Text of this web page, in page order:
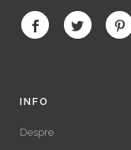
INFO
Despre